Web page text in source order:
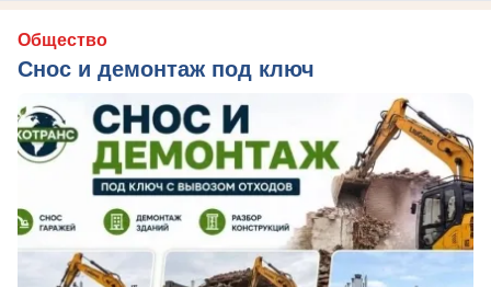
Общество
Снос и демонтаж под ключ